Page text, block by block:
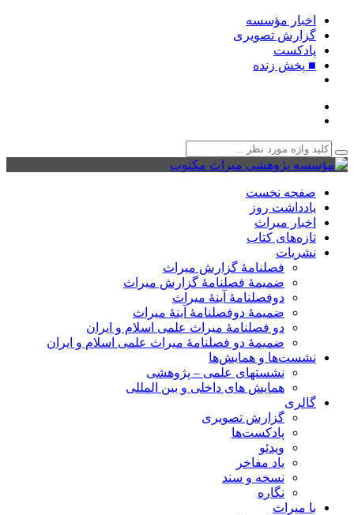
اخبار مؤسسه
گزارش تصویری
پادکست‌
■ پخش زنده
صفحه نخست
یادداشت روز
اخبار میراث
تازه‌های کتاب
نشریات
فصلنامۀ گزارش میراث
ضمیمۀ فصلنامۀ گزارش میراث
دوفصلنامۀ آینۀ میراث
ضمیمۀ دوفصلنامۀ آینۀ میراث
دو فصلنامۀ میراث علمی اسلام و ایران
ضمیمۀ دو فصلنامۀ میراث علمی اسلام و ایران
نشست‌ها و همایش‌ها
نشستهای علمی – پژوهشی
همایش های داخلی و بین المللی
گالری
گزارش تصویری
پادکست‌ها
ویدئو
یاد مفاخر
نسخه و سند
نگاره
با میراث